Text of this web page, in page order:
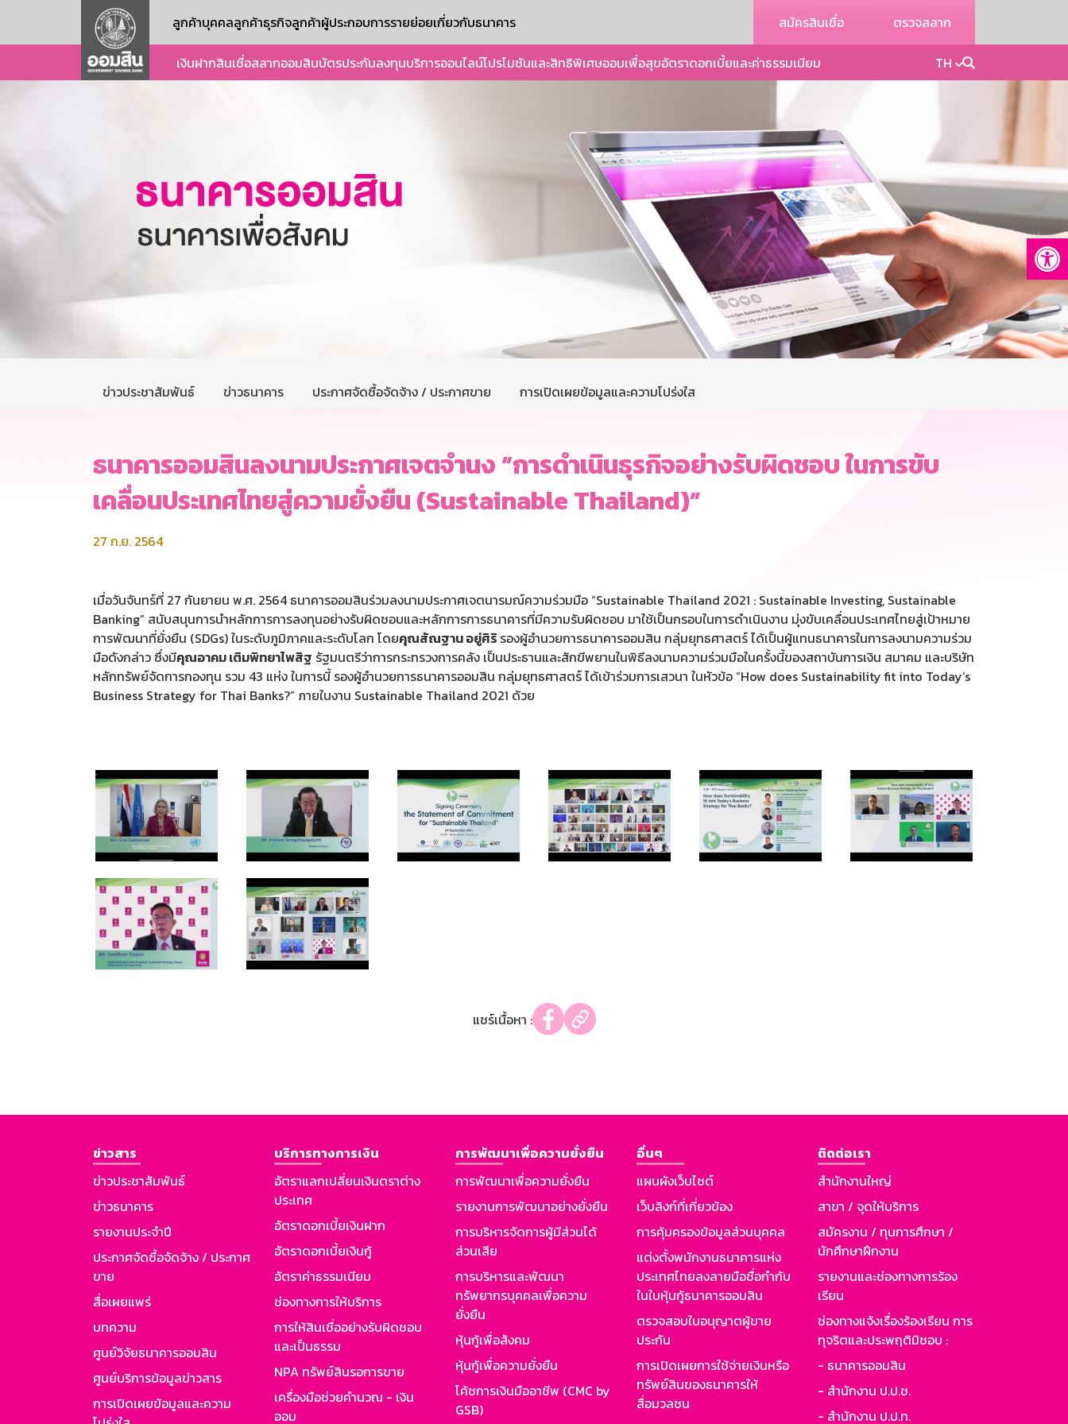
ลูกค้าบุคคลลูกค้าธุรกิจลูกค้าผู้ประกอบการรายย่อยเกี่ยวกับธนาคาร สมัครสินเชื่อ ตรวจสลาก
เงินฝากสินเชื่อสลากออมสินบัตรประกันลงทุนบริการออนไลน์โปรโมชันและสิทธิพิเศษออมเพื่อสุขอัตราดอกเบี้ยและค่าธรรมเนียม TH
ข่าวประชาสัมพันธ์ ข่าวธนาคาร ประกาศจัดซื้อจัดจ้าง / ประกาศขาย การเปิดเผยข้อมูลและความโปร่งใส
ธนาคารออมสินลงนามประกาศเจตจำนง “การดำเนินธุรกิจอย่างรับผิดชอบ ในการขับ
เคลื่อนประเทศไทยสู่ความยั่งยืน (Sustainable Thailand)”
27 ก.ย. 2564
เมื่อวันจันทร์ที่ 27 กันยายน พ.ศ. 2564 ธนาคารออมสินร่วมลงนามประกาศเจตนารมณ์ความร่วมมือ “Sustainable Thailand 2021 : Sustainable Investing, Sustainable
Banking” สนับสนุนการนำหลักการการลงทุนอย่างรับผิดชอบและหลักการการธนาคารที่มีความรับผิดชอบ มาใช้เป็นกรอบในการดำเนินงาน มุ่งขับเคลื่อนประเทศไทยสู่เป้าหมาย
การพัฒนาที่ยั่งยืน (SDGs) ในระดับภูมิภาคและระดับโลก โดยคุณสัณฐาน อยู่ศิริ รองผู้อำนวยการธนาคารออมสิน กลุ่มยุทธศาสตร์ ได้เป็นผู้แทนธนาคารในการลงนามความร่วม
มือดังกล่าว ซึ่งมีคุณอาคม เติมพิทยาไพสิฐ รัฐมนตรีว่าการกระทรวงการคลัง เป็นประธานและสักขีพยานในพิธีลงนามความร่วมมือในครั้งนี้ของสถาบันการเงิน สมาคม และบริษัท
หลักทรัพย์จัดการกองทุน รวม 43 แห่ง ในการนี้ รองผู้อำนวยการธนาคารออมสิน กลุ่มยุทธศาสตร์ ได้เข้าร่วมการเสวนา ในหัวข้อ “How does Sustainability fit into Today’s
Business Strategy for Thai Banks?” ภายในงาน Sustainable Thailand 2021 ด้วย
แชร์เนื้อหา :
ข่าวสาร
ข่าวประชาสัมพันธ์
ข่าวธนาคาร
รายงานประจำปี
ประกาศจัดซื้อจัดจ้าง / ประกาศ
ขาย
สื่อเผยแพร่
บทความ
ศูนย์วิจัยธนาคารออมสิน
ศูนย์บริการข้อมูลข่าวสาร
การเปิดเผยข้อมูลและความ
บริการทางการเงิน
อัตราแลกเปลี่ยนเงินตราต่าง
ประเทศ
อัตราดอกเบี้ยเงินฝาก
อัตราดอกเบี้ยเงินกู้
อัตราค่าธรรมเนียม
ช่องทางการให้บริการ
การให้สินเชื่ออย่างรับผิดชอบ
และเป็นธรรม
NPA ทรัพย์สินรอการขาย
เครื่องมือช่วยคำนวณ - เงิน
ออม
การพัฒนาเพื่อความยั่งยืน
การพัฒนาเพื่อความยั่งยืน
รายงานการพัฒนาอย่างยั่งยืน
การบริหารจัดการผู้มีส่วนได้
ส่วนเสีย
การบริหารและพัฒนา
ทรัพยากรบุคคลเพื่อความ
ยั่งยืน
หุ้นกู้เพื่อสังคม
หุ้นกู้เพื่อความยั่งยืน
โค้ชการเงินมืออาชีพ (CMC by
GSB)
อื่นๆ
แผนผังเว็บไซต์
เว็บลิงก์ที่เกี่ยวข้อง
การคุ้มครองข้อมูลส่วนบุคคล
แต่งตั้งพนักงานธนาคารแห่ง
ประเทศไทยลงลายมือชื่อกำกับ
ในใบหุ้นกู้ธนาคารออมสิน
ตรวจสอบใบอนุญาตผู้ขาย
ประกัน
การเปิดเผยการใช้จ่ายเงินหรือ
ทรัพย์สินของธนาคารให้
สื่อมวลชน
ติดต่อเรา
สำนักงานใหญ่
สาขา / จุดให้บริการ
สมัครงาน / ทุนการศึกษา /
นักศึกษาฝึกงาน
รายงานและช่องทางการร้อง
เรียน
ช่องทางแจ้งเรื่องร้องเรียน การ
ทุจริตและประพฤติมิชอบ :
- ธนาคารออมสิน
- สำนักงาน ป.ป.ช.
- สำนักงาน ป.ป.ท.